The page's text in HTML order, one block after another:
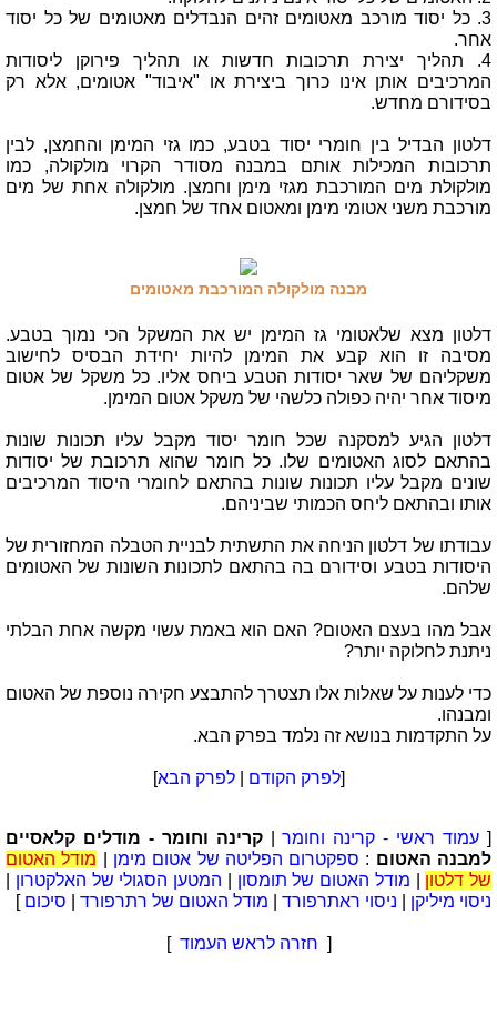
3. כל יסוד מורכב מאטומים זהים הנבדלים מאטומים של כל יסוד
אחר.
4. תהליך יצירת תרכובות חדשות או תהליך פירוקן ליסודות
המרכיבים אותן אינו כרוך ביצירת או "איבוד" אטומים, אלא רק
בסידורם מחדש.
דלטון הבדיל בין חומרי יסוד בטבע, כמו גזי המימן והחמצן, לבין
תרכובות המכילות אותם במבנה מסודר הקרוי מולקולה, כמו
מולקולת מים המורכבת מגזי מימן וחמצן. מולקולה אחת של מים
מורכבת משני אטומי מימן ומאטום אחד של חמצן.
מבנה מולקולה המורכבת מאטומים
דלטון מצא שלאטומי גז המימן יש את המשקל הכי נמוך בטבע.
מסיבה זו הוא קבע את המימן להיות יחידת הבסיס לחישוב
משקליהם של שאר יסודות הטבע ביחס אליו. כל משקל של אטום
מיסוד אחר יהיה כפולה כלשהי של משקל אטום המימן.
דלטון הגיע למסקנה שכל חומר יסוד מקבל עליו תכונות שונות
בהתאם לסוג האטומים שלו. כל חומר שהוא תרכובת של יסודות
שונים מקבל עליו תכונות שונות בהתאם לחומרי היסוד המרכיבים
אותו ובהתאם ליחס הכמותי שביניהם.
עבודתו של דלטון הניחה את התשתית לבניית הטבלה המחזורית של
היסודות בטבע וסידורם בה בהתאם לתכונות השונות של האטומים
שלהם.
אבל מהו בעצם האטום? האם הוא באמת עשוי מקשה אחת הבלתי
ניתנת לחלוקה יותר?
כדי לענות על שאלות אלו תצטרך להתבצע חקירה נוספת של האטום
ומבנהו.
על התקדמות בנושא זה נלמד בפרק הבא.
[לפרק הקודם |לפרק הבא]
[ עמוד ראשי - קרינה וחומר|קרינה וחומר - מודלים קלאסיים
למבנה האטום : ספקטרום הפליטה של אטום מימן
מודל האטום
של דלטון
מודל האטום של תומסון המטען הסגולי של האלקטרון
ניסוי מיליקן
ניסוי ראתרפורד מודל האטום של רתרפורד סיכום ]
[ חזרה לראש העמוד ]